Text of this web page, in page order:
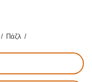
/ Πάζλ /